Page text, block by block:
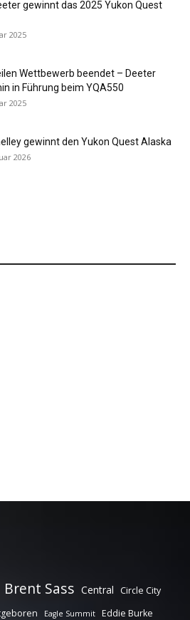
gewinnt das 2025 Yukon Quest
2025
Wettbewerb beendet – Deeter
in Führung beim YQA550
2025
gewinnt den Yukon Quest Alaska
2026
Brent Sass Central Circle City
Eagle Summit Eddie Burke